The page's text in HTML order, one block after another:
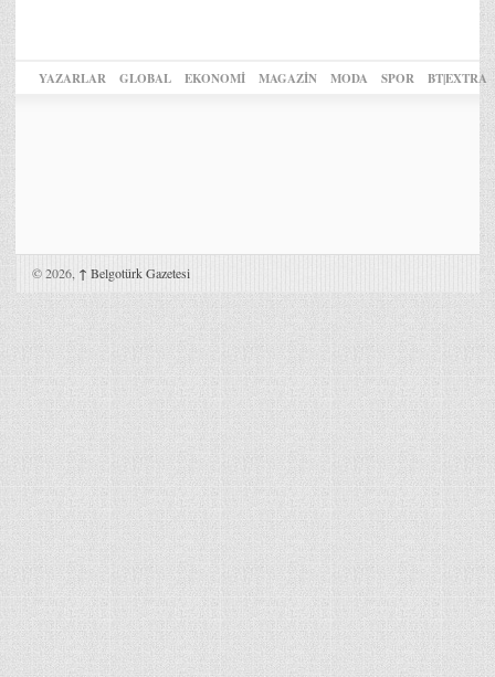
YAZARLAR GLOBAL EKONOMİ MAGAZİN MODA SPOR BT|EXTRA
© 2026, ↑ Belgotürk Gazetesi